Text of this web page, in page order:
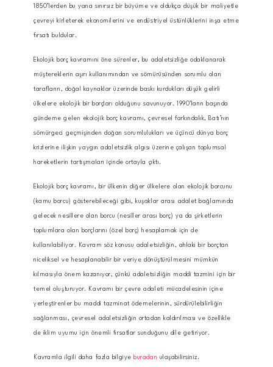
1850’lerden bu yana sınırsız bir büyüme ve oldukça düşük bir maliyetle
çevreyi kirleterek ekonomilerini ve endüstriyel üstünlüklerini inşa etme
fırsatı buldular.
Ekolojik borç kavramını öne sürenler, bu adaletsizliğe odaklanarak
müştereklerin aşırı kullanımından ve sömürüsünden sorumlu olan
tarafların, doğal kaynaklar üzerinde baskı kurdukları düşük gelirli
ülkelere ekolojik bir borçları olduğunu savunuyor. 1990’ların başında
gündeme gelen ekolojik borç kavramı, çevresel farkındalık, Batı’nın
sömürgeci geçmişinden doğan sorumlulukları ve üçüncü dünya borç
krizlerine ilişkin yaygın adaletsizlik algısı üzerine çalışan toplumsal
hareketlerin tartışmaları içinde ortayla çıktı.
Ekolojik borç kavramı, bir ülkenin diğer ülkelere olan ekolojik borcunu
(kamu borcu) gösterebileceği gibi, kuşaklar arası adalet bağlamında
gelecek nesillere olan borcu (nesiller arası borç) ya da şirketlerin
toplumlara olan borçlarını (özel borç) hesaplamak için de
kullanılabiliyor. Kavram söz konusu adaletsizliğin, ahlaki bir borçtan
niceliksel ve hesaplanabilir bir veriye dönüştürülmesini mümkün
kılmasıyla önem kazanıyor, çünkü adaletsizliğin maddi tazmini için bir
temel oluşturuyor. Kavramı bir çevre adaleti mücadelesinin içine
yerleştirenler bu maddi tazminat ödemelerinin, sürdürülebilirliğin
sağlanması, çevresel adaletsizliğin ortadan kaldırılması ve özellikle
de iklim uyumu için önemli fırsatlar sunduğunu dile getiriyor.
Kavramla ilgili daha fazla bilgiyeburadan ulaşabilirsiniz.